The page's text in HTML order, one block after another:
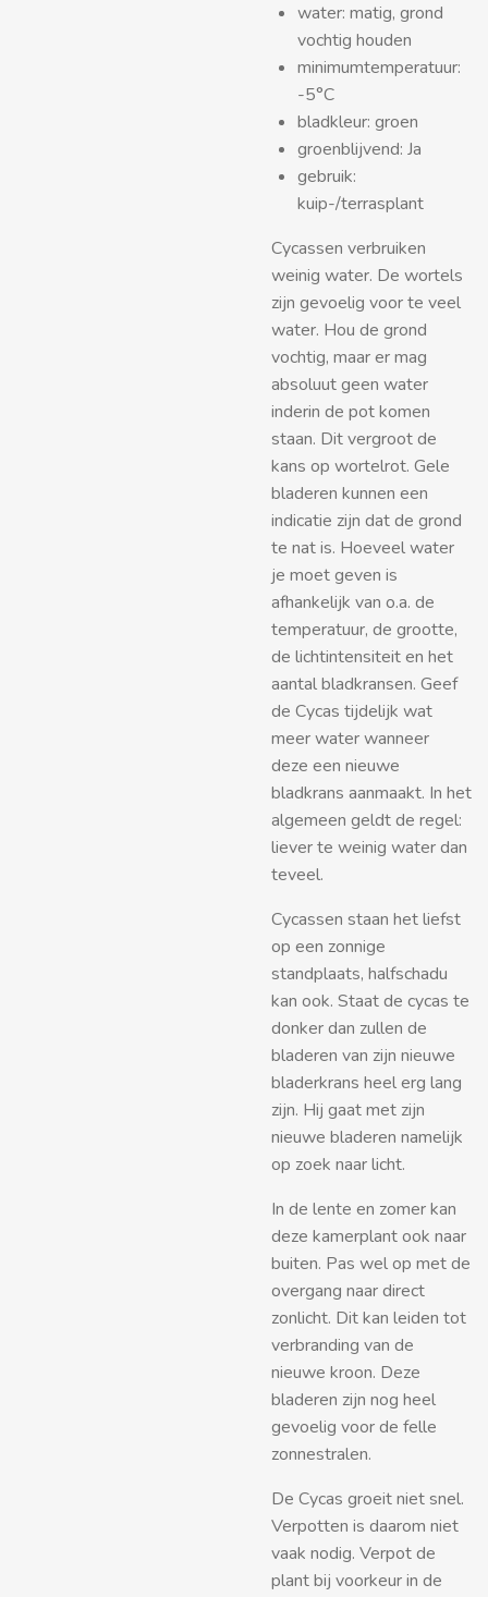
water: matig, grond
vochtig houden
minimumtemperatuur:
-5°C
bladkleur: groen
groenblijvend: Ja
gebruik:
kuip-/terrasplant
Cycassen verbruiken
weinig water. De wortels
zijn gevoelig voor te veel
water. Hou de grond
vochtig, maar er mag
absoluut geen water
inderin de pot komen
staan. Dit vergroot de
kans op wortelrot. Gele
bladeren kunnen een
indicatie zijn dat de grond
te nat is. Hoeveel water
je moet geven is
afhankelijk van o.a. de
temperatuur, de grootte,
de lichtintensiteit en het
aantal bladkransen. Geef
de Cycas tijdelijk wat
meer water wanneer
deze een nieuwe
bladkrans aanmaakt. In het
algemeen geldt de regel:
liever te weinig water dan
teveel.
Cycassen staan het liefst
op een zonnige
standplaats, halfschadu
kan ook. Staat de cycas te
donker dan zullen de
bladeren van zijn nieuwe
bladerkrans heel erg lang
zijn. Hij gaat met zijn
nieuwe bladeren namelijk
op zoek naar licht.
In de lente en zomer kan
deze kamerplant ook naar
buiten. Pas wel op met de
overgang naar direct
zonlicht. Dit kan leiden tot
verbranding van de
nieuwe kroon. Deze
bladeren zijn nog heel
gevoelig voor de felle
zonnestralen.
De Cycas groeit niet snel.
Verpotten is daarom niet
vaak nodig. Verpot de
plant bij voorkeur in de